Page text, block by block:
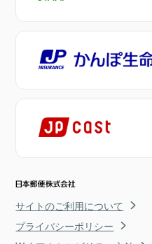
サイトのご利用について
プライバシーポリシー